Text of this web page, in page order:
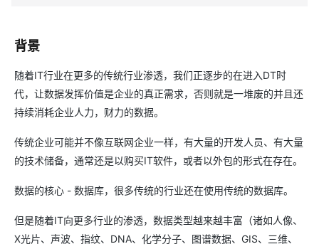
背景
随着IT行业在更多的传统行业渗透，我们正逐步的在进入DT时
代，让数据发挥价值是企业的真正需求，否则就是一堆废的并且还
持续消耗企业人力，财力的数据。
传统企业可能并不像互联网企业一样，有大量的开发人员、有大量
的技术储备，通常还是以购买IT软件，或者以外包的形式在存在。
数据的核心 - 数据库，很多传统的行业还在使用传统的数据库。
但是随着IT向更多行业的渗透，数据类型越来越丰富（诸如人像、
X光片、声波、指纹、DNA、化学分子、图谱数据、GIS、三维、